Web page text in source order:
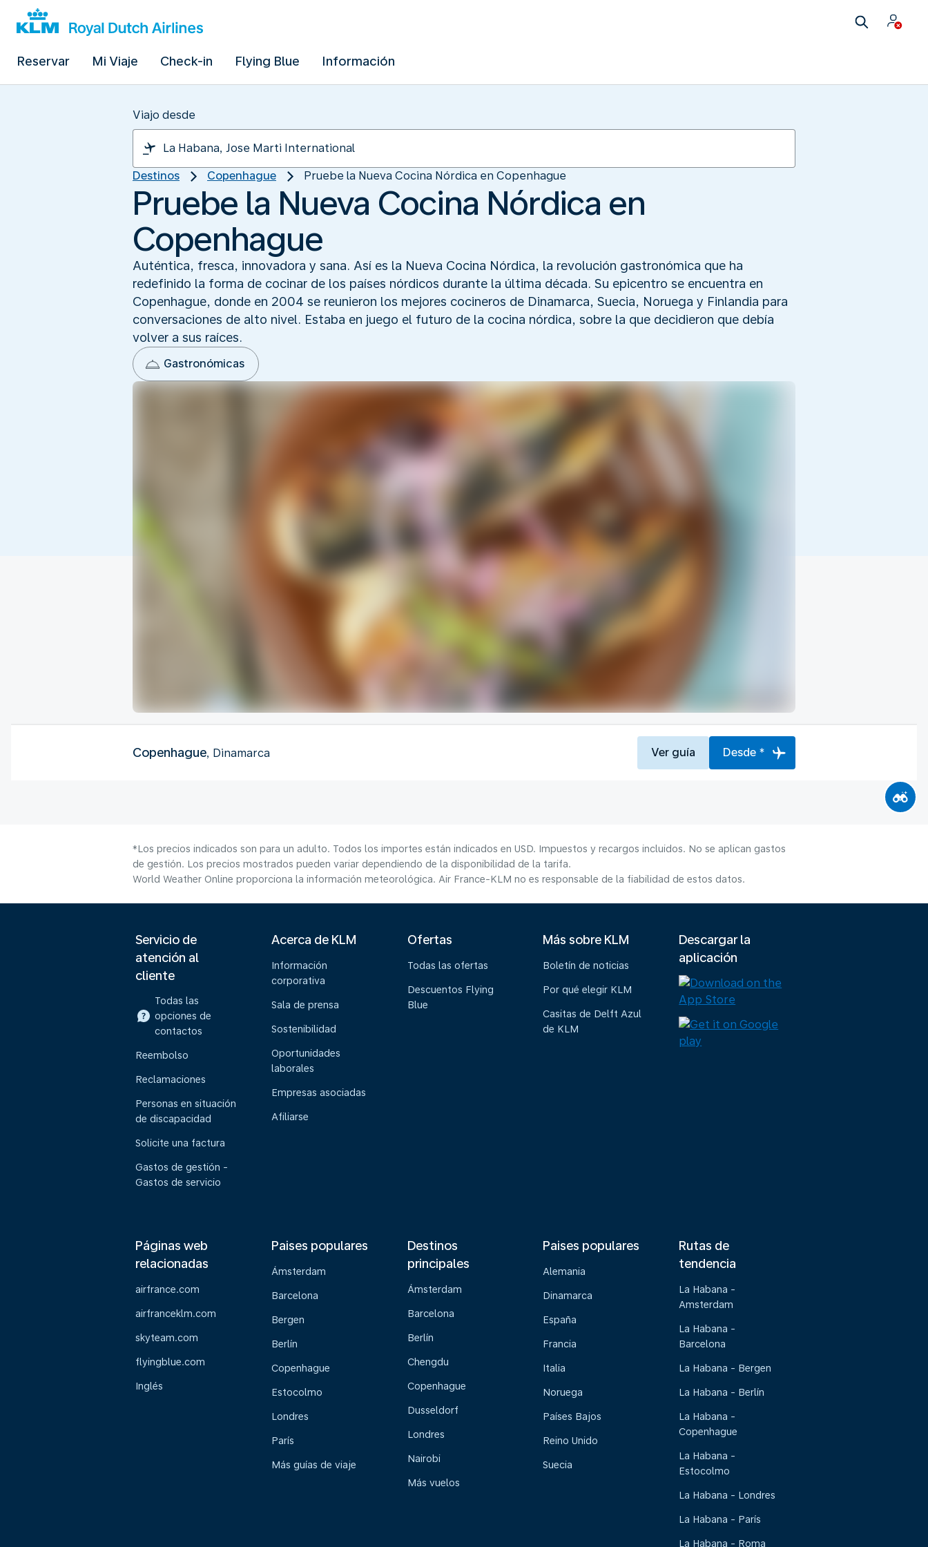
Reservar Mi Viaje Check-in Flying Blue Información
Viajo desde
Destinos Copenhague Pruebe la Nueva Cocina Nórdica en Copenhague
Pruebe la Nueva Cocina Nórdica en
Copenhague
Auténtica, fresca, innovadora y sana. Así es la Nueva Cocina Nórdica, la revolución gastronómica que ha
redefinido la forma de cocinar de los países nórdicos durante la última década. Su epicentro se encuentra en
Copenhague, donde en 2004 se reunieron los mejores cocineros de Dinamarca, Suecia, Noruega y Finlandia para
conversaciones de alto nivel. Estaba en juego el futuro de la cocina nórdica, sobre la que decidieron que debía
volver a sus raíces.
Gastronómicas
Copenhague, Dinamarca Ver guía Desde *
*Los precios indicados son para un adulto. Todos los importes están indicados en USD. Impuestos y recargos incluidos. No se aplican gastos
de gestión. Los precios mostrados pueden variar dependiendo de la disponibilidad de la tarifa.
World Weather Online proporciona la información meteorológica. Air France-KLM no es responsable de la fiabilidad de estos datos.
Servicio de
atención al
cliente
Todas las
opciones de
contactos
Reembolso
Reclamaciones
Personas en situación
de discapacidad
Solicite una factura
Gastos de gestión -
Gastos de servicio
Acerca de KLM
Información
corporativa
Sala de prensa
Sostenibilidad
Oportunidades
laborales
Empresas asociadas
Afiliarse
Ofertas
Todas las ofertas
Descuentos Flying
Blue
Más sobre KLM
Boletín de noticias
Por qué elegir KLM
Casitas de Delft Azul
de KLM
Descargar la
aplicación
Páginas web
relacionadas
airfrance.com
airfranceklm.com
skyteam.com
flyingblue.com
Inglés
Paises populares
Ámsterdam
Barcelona
Bergen
Berlín
Copenhague
Estocolmo
Londres
París
Más guías de viaje
Destinos
principales
Ámsterdam
Barcelona
Berlín
Chengdu
Copenhague
Dusseldorf
Londres
Nairobi
Más vuelos
Paises populares
Alemania
Dinamarca
España
Francia
Italia
Noruega
Países Bajos
Reino Unido
Suecia
Rutas de
tendencia
La Habana -
Amsterdam
La Habana -
Barcelona
La Habana - Bergen
La Habana - Berlín
La Habana -
Copenhague
La Habana -
Estocolmo
La Habana - Londres
La Habana - París
La Habana - Roma